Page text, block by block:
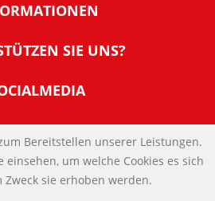
NachDenkSeiten
der NachDenkSeiten
E-Mail-Signaturen
Links
Kontakt
SIE UNS?
Sie Fördermitglied
Sie Online
Bereitstellen unserer Leistungen.
einsehen, um welche Cookies es sich
sie erhoben werden.